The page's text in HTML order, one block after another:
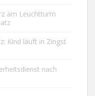
am Leuchtturm
Kind läuft in Zingst
nach